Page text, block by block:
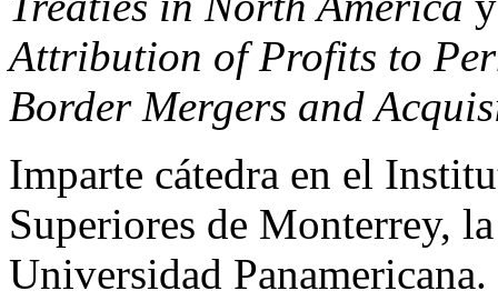
Attribution of Profits to
Border Mergers and
Imparte cátedra en el
Superiores de Monterrey,
Universidad Panamericana.